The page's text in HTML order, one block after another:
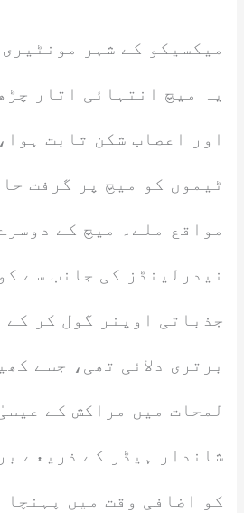
میکسیکو کے شہر مونٹیری
یہ میچ انتہائی اتار
اور اعصاب شکن ثابت
ٹیموں کو میچ پر گرفت
مواقع ملے۔ میچ کے
نیدرلینڈز کی جانب سے
جذباتی اوپنر گول کر کے
برتری دلائی تھی، جسے
لمحات میں مراکش کے
شاندار ہیڈر کے ذریعے
کو اضافی وقت میں